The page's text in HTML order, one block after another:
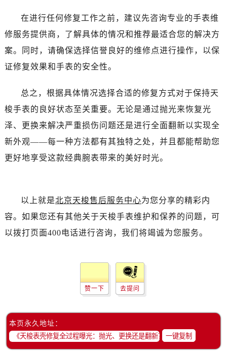
在进行任何修复工作之前，建议先咨询专业的手表维
修服务提供商，了解具体的情况和推荐最适合您的解决方
案。同时，请确保选择信誉良好的维修点进行操作，以保
证修复效果和手表的安全性。
总之，根据具体情况选择合适的修复方式对于保持天
梭手表的良好状态至关重要。无论是通过抛光来恢复光
泽、更换来解决严重损伤问题还是进行全面翻新以实现全
新外观——每一种方法都有其独特之处，并且都能帮助您
更好地享受这款经典腕表带来的美好时光。
以上就是北京天梭售后服务中心为您分享的精彩内
容。如果您还有其他关于天梭手表维护和保养的问题，可
以拨打页面400电话进行咨询，我们将竭诚为您服务。
赞一下 去提问
本页永久地址：
一键复制